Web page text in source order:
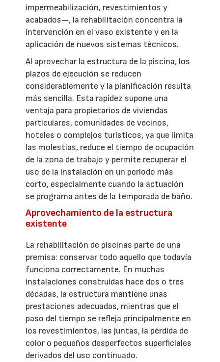
impermeabilización, revestimientos y
acabados—, la rehabilitación concentra la
intervención en el vaso existente y en la
aplicación de nuevos sistemas técnicos.
Al aprovechar la estructura de la piscina, los
plazos de ejecución se reducen
considerablemente y la planificación resulta
más sencilla. Esta rapidez supone una
ventaja para propietarios de viviendas
particulares, comunidades de vecinos,
hoteles o complejos turísticos, ya que limita
las molestias, reduce el tiempo de ocupación
de la zona de trabajo y permite recuperar el
uso de la instalación en un periodo más
corto, especialmente cuando la actuación
se programa antes de la temporada de baño.
Aprovechamiento de la estructura
existente
La rehabilitación de piscinas parte de una
premisa: conservar todo aquello que todavía
funciona correctamente. En muchas
instalaciones construidas hace dos o tres
décadas, la estructura mantiene unas
prestaciones adecuadas, mientras que el
paso del tiempo se refleja principalmente en
los revestimientos, las juntas, la pérdida de
color o pequeños desperfectos superficiales
derivados del uso continuado.